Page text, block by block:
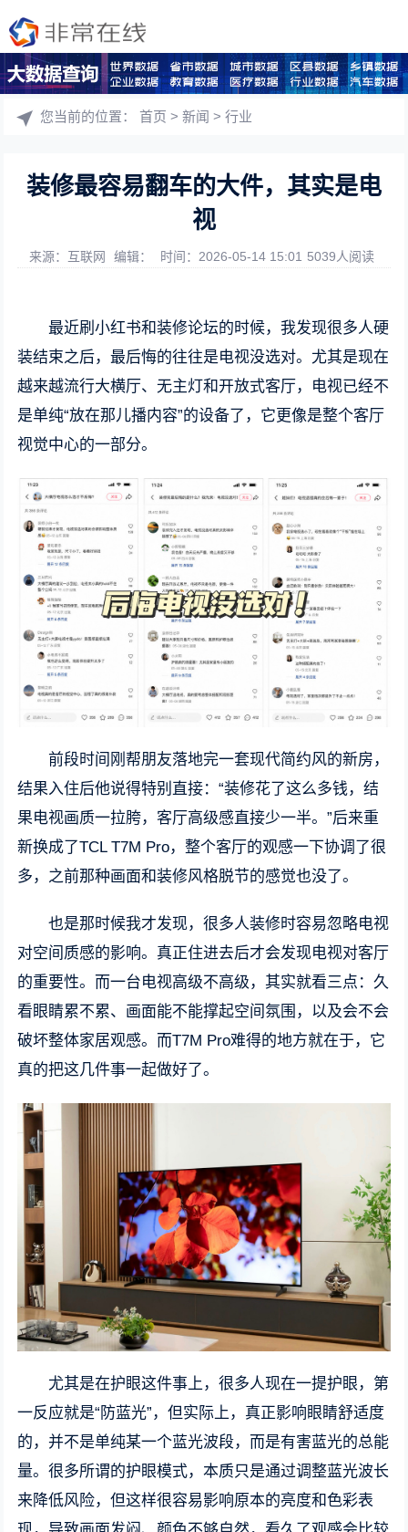
您当前的位置：首页 >新闻 >行业
装修最容易翻车的大件，其实是电
视
来源：互联网 编辑： 时间：2026-05-14 15:01 5039人阅读
最近刷小红书和装修论坛的时候，我发现很多人硬
装结束之后，最后悔的往往是电视没选对。尤其是现在
越来越流行大横厅、无主灯和开放式客厅，电视已经不
是单纯“放在那儿播内容”的设备了，它更像是整个客厅
视觉中心的一部分。
前段时间刚帮朋友落地完一套现代简约风的新房，
结果入住后他说得特别直接：“装修花了这么多钱，结
果电视画质一拉胯，客厅高级感直接少一半。”后来重
新换成了TCL T7M Pro，整个客厅的观感一下协调了很
多，之前那种画面和装修风格脱节的感觉也没了。
也是那时候我才发现，很多人装修时容易忽略电视
对空间质感的影响。真正住进去后才会发现电视对客厅
的重要性。而一台电视高级不高级，其实就看三点：久
看眼睛累不累、画面能不能撑起空间氛围，以及会不会
破坏整体家居观感。而T7M Pro难得的地方就在于，它
真的把这几件事一起做好了。
尤其是在护眼这件事上，很多人现在一提护眼，第
一反应就是“防蓝光”，但实际上，真正影响眼睛舒适度
的，并不是单纯某一个蓝光波段，而是有害蓝光的总能
量。很多所谓的护眼模式，本质只是通过调整蓝光波长
来降低风险，但这样很容易影响原本的亮度和色彩表